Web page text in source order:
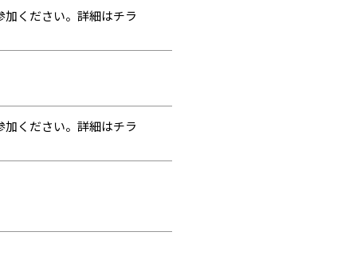
ください。詳細はチラ
ください。詳細はチラ